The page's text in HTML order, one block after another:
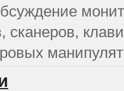
сканеров,